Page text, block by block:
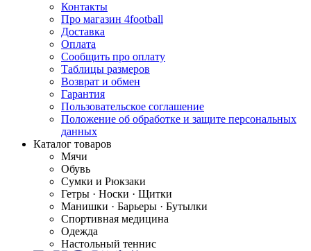
Контакты
Про магазин 4football
Доставка
Оплата
Сообщить про оплату
Таблицы размеров
Возврат и обмен
Гарантия
Пользовательское соглашение
Положение об обработке и защите персональных
данных
Каталог товаров
Мячи
Обувь
Сумки и Рюкзаки
Гетры · Носки · Щитки
Манишки · Барьеры · Бутылки
Спортивная медицина
Одежда
Настольный теннис